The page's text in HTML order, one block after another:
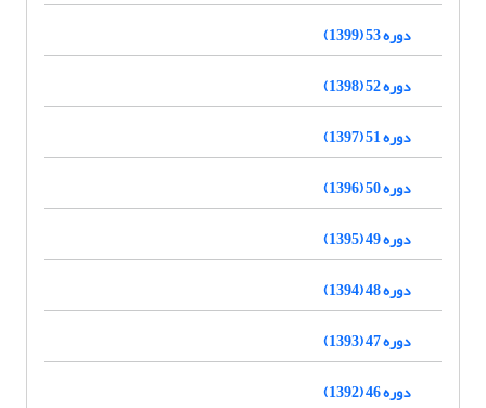
دوره 53 (1399)
دوره 52 (1398)
دوره 51 (1397)
دوره 50 (1396)
دوره 49 (1395)
دوره 48 (1394)
دوره 47 (1393)
دوره 46 (1392)